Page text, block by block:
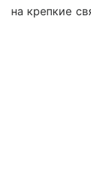
на крепкие